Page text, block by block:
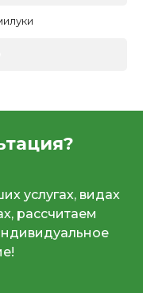
услугах, видах
рассчитаем